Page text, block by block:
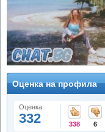
Оценка на профила
Оценка:
332 338 6